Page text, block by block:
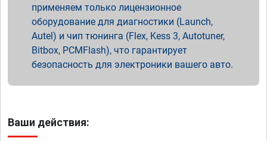
применяем только лицензионное
оборудование для диагностики (Launch,
Autel) и чип тюнинга (Flex, Kess 3, Autotuner,
Bitbox, PCMFlash), что гарантирует
безопасность для электроники вашего авто.
Ваши действия: